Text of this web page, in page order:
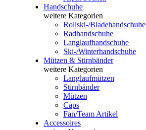
Handschuhe
weitere Kategorien
Rollski-/Bladehandschuhe
Radhandschuhe
Langlaufhandschuhe
Ski-/Winterhandschuhe
Mützen & Stirnbänder
weitere Kategorien
Langlaufmützen
Stirnbänder
Mützen
Caps
Fan/Team Artikel
Accessoires